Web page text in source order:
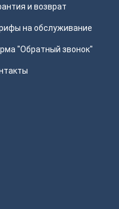
и возврат
на обслуживание
"Обратный звонок"